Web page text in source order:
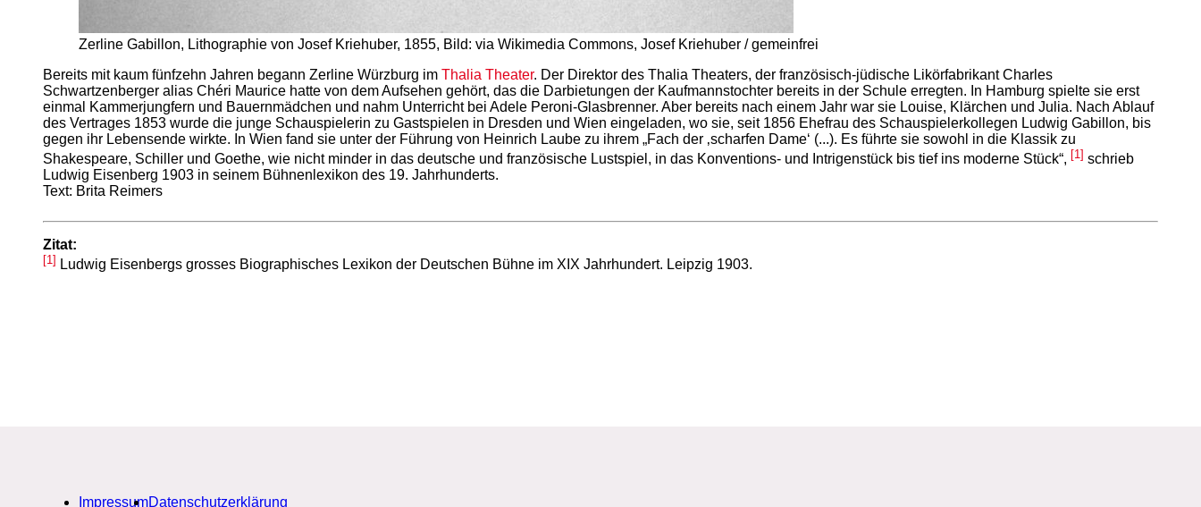
Zerline Gabillon, Lithographie von Josef Kriehuber, 1855, Bild: via Wikimedia Commons, Josef Kriehuber / gemeinfrei
Bereits mit kaum fünfzehn Jahren begann Zerline Würzburg im Thalia Theater. Der Direktor des Thalia Theaters, der französisch-jüdische Likörfabrikant Charles
Schwartzenberger alias Chéri Maurice hatte von dem Aufsehen gehört, das die Darbietungen der Kaufmannstochter bereits in der Schule erregten. In Hamburg spielte sie erst
einmal Kammerjungfern und Bauernmädchen und nahm Unterricht bei Adele Peroni-Glasbrenner. Aber bereits nach einem Jahr war sie Louise, Klärchen und Julia. Nach Ablauf
des Vertrages 1853 wurde die junge Schauspielerin zu Gastspielen in Dresden und Wien eingeladen, wo sie, seit 1856 Ehefrau des Schauspielerkollegen Ludwig Gabillon, bis
gegen ihr Lebensende wirkte. In Wien fand sie unter der Führung von Heinrich Laube zu ihrem „Fach der ‚scharfen Dame‘ (...). Es führte sie sowohl in die Klassik zu
Shakespeare, Schiller und Goethe, wie nicht minder in das deutsche und französische Lustspiel, in das Konventions- und Intrigenstück bis tief ins moderne Stück“, [1] schrieb
Ludwig Eisenberg 1903 in seinem Bühnenlexikon des 19. Jahrhunderts.
Text: Brita Reimers
Zitat:
[1] Ludwig Eisenbergs grosses Biographisches Lexikon der Deutschen Bühne im XIX Jahrhundert. Leipzig 1903.
ImpressumDatenschutzerklärung